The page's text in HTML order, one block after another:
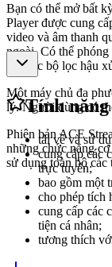
Bạn có thể mở bất
Player được cung
video và âm thanh
ngoài. Có thể
sẵn các bộ lọc hậu
Một máy chủ đa
lý. Người dùng có
Phiên bản ACE
những chức năng
sử dụng toàn bộ các
Tính năng
tải về và sử
cung cấp các
trực tuyến;
bao gồm một
cho phép tích
cung cấp các
tiện cá nhân;
tương thích